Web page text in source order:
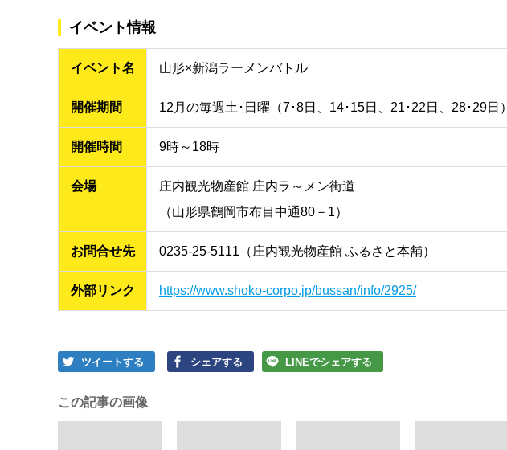
イベント情報
イベント名 山形×新潟ラーメンバトル
開催期間 12月の毎週土･日曜（7･8日、14･15日、21･22日、28･29日）
開催時間 9時～18時
会場
庄内観光物産館 庄内ラ～メン街道
（山形県鶴岡市布目中通80－1）
お問合せ先 0235-25-5111（庄内観光物産館 ふるさと本舗）
外部リンク https://www.shoko-corpo.jp/bussan/info/2925/
ツイートする シェアする LINEでシェアする
この記事の画像